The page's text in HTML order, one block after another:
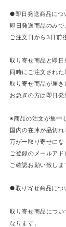
●即日発送商品につ
即日発送商品のみ
ご注文日から3日前
取り寄せ商品と即日
同時にご注文された
取り寄せ商品が届
お急ぎの方は即日発
※商品の注文が集中
国内の在庫が品切れ
万が一取り寄せにな
ご登録のメールア
ご確認お願い致しま
●取り寄せ商品につ
取り寄せ商品につ
なります。